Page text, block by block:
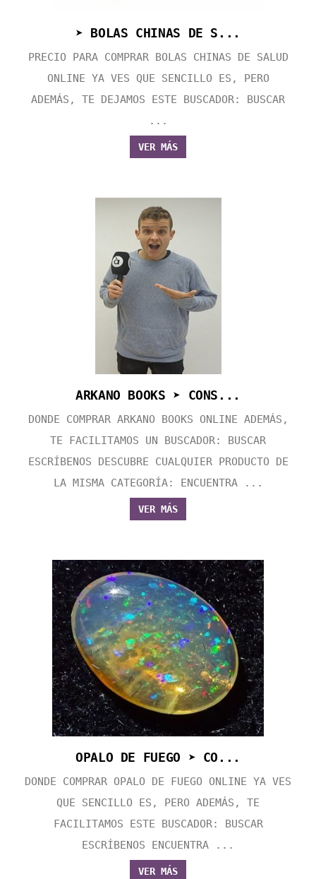
➤ BOLAS CHINAS DE S...
PRECIO PARA COMPRAR BOLAS CHINAS DE SALUD
ONLINE YA VES QUE SENCILLO ES, PERO
ADEMÁS, TE DEJAMOS ESTE BUSCADOR: BUSCAR
...
VER MÁS
ARKANO BOOKS ➤ CONS...
DONDE COMPRAR ARKANO BOOKS ONLINE ADEMÁS,
TE FACILITAMOS UN BUSCADOR: BUSCAR
ESCRÍBENOS DESCUBRE CUALQUIER PRODUCTO DE
LA MISMA CATEGORÍA: ENCUENTRA ...
VER MÁS
OPALO DE FUEGO ➤ CO...
DONDE COMPRAR OPALO DE FUEGO ONLINE YA VES
QUE SENCILLO ES, PERO ADEMÁS, TE
FACILITAMOS ESTE BUSCADOR: BUSCAR
ESCRÍBENOS ENCUENTRA ...
VER MÁS